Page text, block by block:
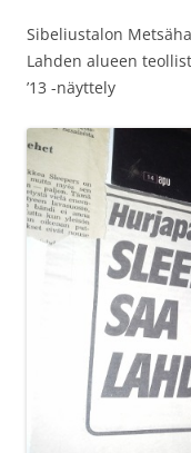
Sibeliustalon
Lahden alueen
’13 -näyttely